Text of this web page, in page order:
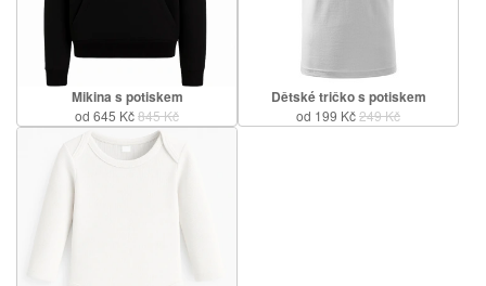
Mikina s potiskem
od 645 Kč845 Kč
Dětské tričko s potiskem
od 199 Kč249 Kč